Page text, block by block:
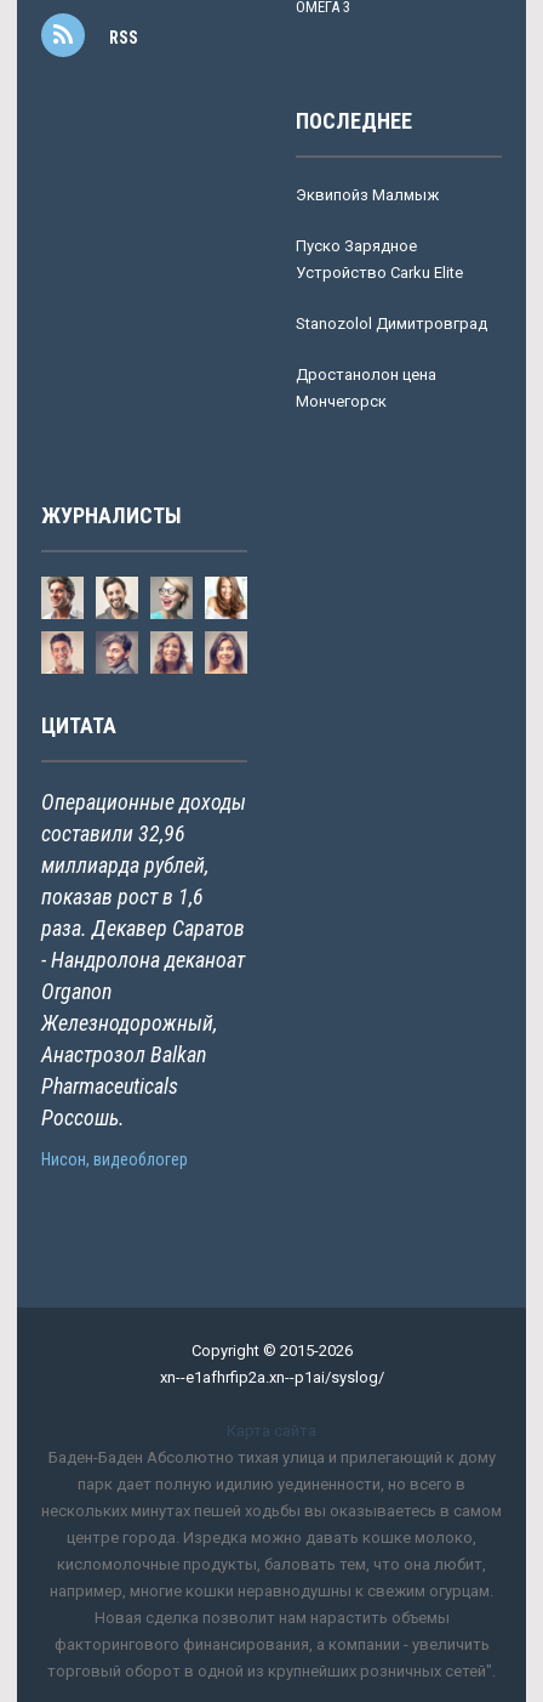
RSS
ОМЕГА 3
ПОСЛЕДНЕЕ
Эквипойз Малмыж
Пуско Зарядное
Устройство Carku Elite
Stanozolol Димитровград
Дростанолон цена
Мончегорск
ЖУРНАЛИСТЫ
ЦИТАТА
Операционные доходы
составили 32,96
миллиарда рублей,
показав рост в 1,6
раза. Декавер Саратов
- Нандролона деканоат
Organon
Железнодорожный,
Анастрозол Balkan
Pharmaceuticals
Россошь.
Нисон, видеоблогер
Copyright © 2015-2026
xn--e1afhrfip2a.xn--p1ai/syslog/
Карта сайта
Баден-Баден Абсолютно тихая улица и прилегающий к дому
парк дает полную идилию уединенности, но всего в
нескольких минутах пешей ходьбы вы оказываетесь в самом
центре города. Изредка можно давать кошке молоко,
кисломолочные продукты, баловать тем, что она любит,
например, многие кошки неравнодушны к свежим огурцам.
Новая сделка позволит нам нарастить объемы
факторингового финансирования, а компании - увеличить
торговый оборот в одной из крупнейших розничных сетей".